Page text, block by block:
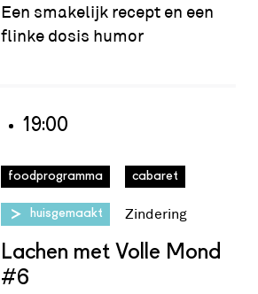
Een smakelijk recept en een
flinke dosis humor
Lachen met Volle Mond
#6
Datum:za 12 jun 2027 - 19:00
foodprogramma cabaret
huisgemaakt Zindering
19:00